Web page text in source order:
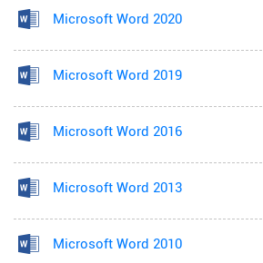
Microsoft Word 2020
Microsoft Word 2019
Microsoft Word 2016
Microsoft Word 2013
Microsoft Word 2010